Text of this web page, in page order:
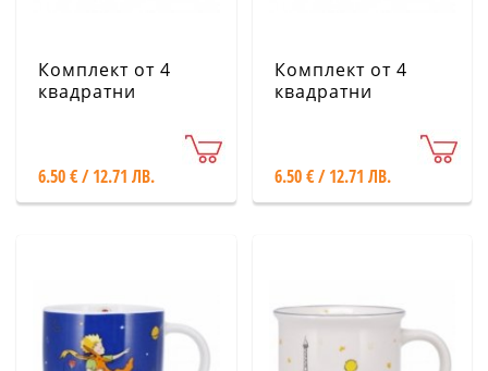
Комплект от 4
квадратни
чаши - Цветя KIUB
6.50 € / 12.71 ЛВ.
Комплект от 4
квадратни
6.50 € / 12.71 ЛВ.